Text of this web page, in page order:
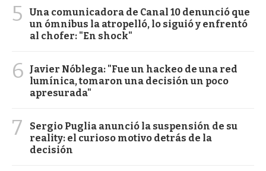
5
Una comunicadora de Canal 10 denunció que
un ómnibus la atropelló, lo siguió y enfrentó
al chofer: "En shock"
6
Javier Nóblega: "Fue un hackeo de una red
lumínica, tomaron una decisión un poco
apresurada"
7
Sergio Puglia anunció la suspensión de su
reality: el curioso motivo detrás de la
decisión